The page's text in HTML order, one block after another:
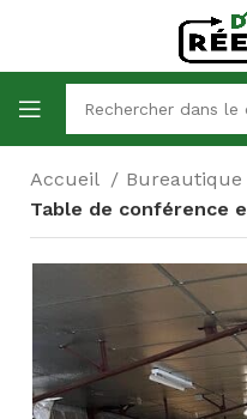
Accueil Bureautique
Table de conférence